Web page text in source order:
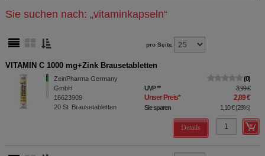
Sie suchen nach: „vitaminkapseln“
pro Seite
VITAMIN C 1000 mg+Zink Brausetabletten
ZeinPharma Germany
GmbH
16623909
20 St Brausetabletten
0
UVP** 3,99 €
Unser Preis* 2,89 €
Sie sparen 1,10 €(28%)
Details